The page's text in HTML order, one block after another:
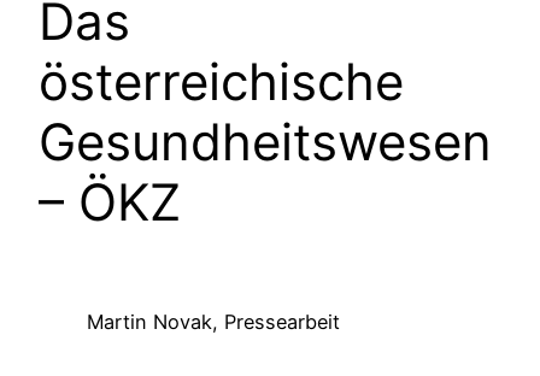
Das
österreichische
Gesundheitswesen
– ÖKZ
Martin Novak, Pressearbeit